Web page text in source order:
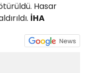
Hasar
İHA